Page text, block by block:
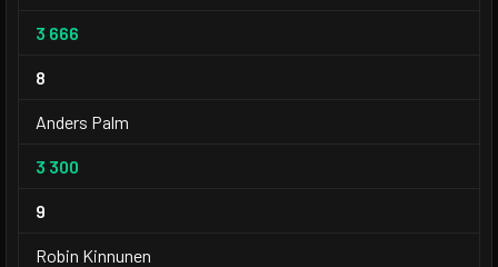
3 666
8
Anders Palm
3 300
9
Robin Kinnunen